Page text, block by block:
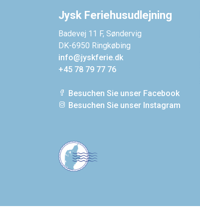
Jysk Feriehusudlejning
Badevej 11 F, Søndervig
DK-6950 Ringkøbing
info@jyskferie.dk
+45 78 79 77 76
Besuchen Sie unser Facebook
Besuchen Sie unser Instagram